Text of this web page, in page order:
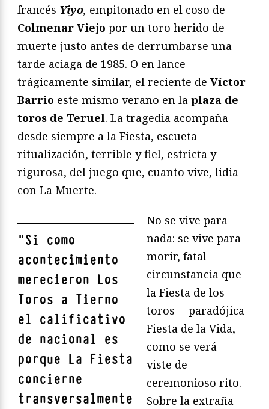
francés Yiyo, empitonado en el coso de
Colmenar Viejo por un toro herido de
muerte justo antes de derrumbarse una
tarde aciaga de 1985. O en lance
trágicamente similar, el reciente de Víctor
Barrio este mismo verano en la plaza de
toros de Teruel. La tragedia acompaña
desde siempre a la Fiesta, escueta
ritualización, terrible y fiel, estricta y
rigurosa, del juego que, cuanto vive, lidia
con La Muerte.
"Si como
acontecimiento
merecieron Los
Toros a Tierno
el calificativo
de nacional es
porque La Fiesta
concierne
transversalmente
No se vive para
nada: se vive para
morir, fatal
circunstancia que
la Fiesta de los
toros —paradójica
Fiesta de la Vida,
como se verá—
viste de
ceremonioso rito.
Sobre la extraña